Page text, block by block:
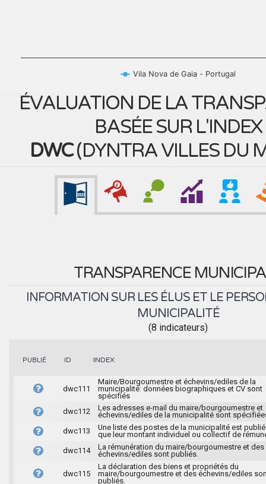
Vila Nova de Gaia - Portugal
ÉVALUATION DE LA
BASÉE SUR L'INDEX
DWC(DYNTRA VILLES DU
TRANSPARENCE
INFORMATION SUR LES ÉLUS ET LE
MUNICIPALITÉ
(8 indicateurs)
PUBLIÉ ID INDEX
dwc111
Maire/Bourgoumestre et échevins/ediles de la
municipalité: données biographiques et CV sont
spécifiés
dwc112
Les adresses e-mail du maire/bourgoumestre et
échevins/ediles de la municipalité sont
dwc113
Une liste des postes de la municipalité est
que leur montant individuel ou collectif de
dwc114
La rémunération du maire/bourgoumestre et des
échevins/ediles sont publiés.
dwc115
La déclaration des biens et propriétés du
maire/bourgoumestre et des échevins/ediles
publiés.